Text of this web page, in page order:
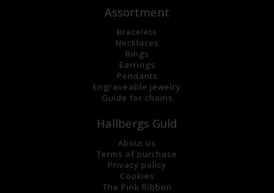
Assortment
Bracelets
Necklaces
Rings
Earrings
Pendants
Engraveable jewelry
Guide for chains
Hallbergs Guld
About us
Terms of purchase
Privacy policy
Cookies
The Pink Ribbon